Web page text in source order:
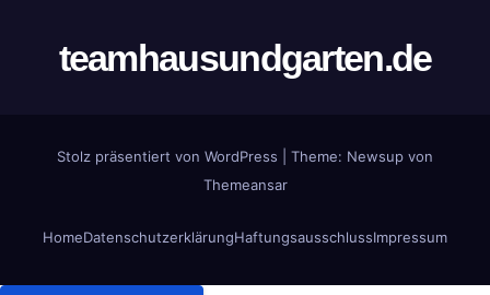
teamhausundgarten.de
Stolz präsentiert von WordPress Theme: Newsup von
Themeansar
HomeDatenschutzerklärungHaftungsausschlussImpressum